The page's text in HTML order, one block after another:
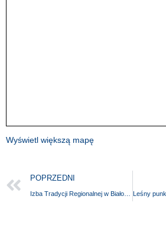
Wyświetl większą mapę
POPRZEDNI